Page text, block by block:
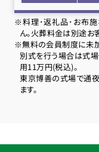
※料理･返礼品･お布施
ん。火葬料金は別途お
※無料の会員制度に未
別式を行う場合は式
用11万円(税込)。
東京博善の式場で通
ます。